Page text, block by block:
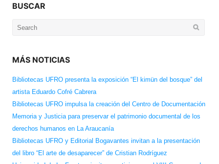
BUSCAR
Search
MÁS NOTICIAS
Bibliotecas UFRO presenta la exposición “El kimün del bosque” del
artista Eduardo Cofré Cabrera
Bibliotecas UFRO impulsa la creación del Centro de Documentación
Memoria y Justicia para preservar el patrimonio documental de los
derechos humanos en La Araucanía
Bibliotecas UFRO y Editorial Bogavantes invitan a la presentación
del libro “El arte de desaparecer” de Cristian Rodríguez